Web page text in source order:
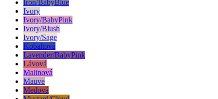
Iron/BabyBlue
Ivory
Ivory/BabyPink
Ivory/Blush
Ivory/Sage
Kobaltová
Lavender/BabyPink
Lávová
Malinová
Mauve
Medová